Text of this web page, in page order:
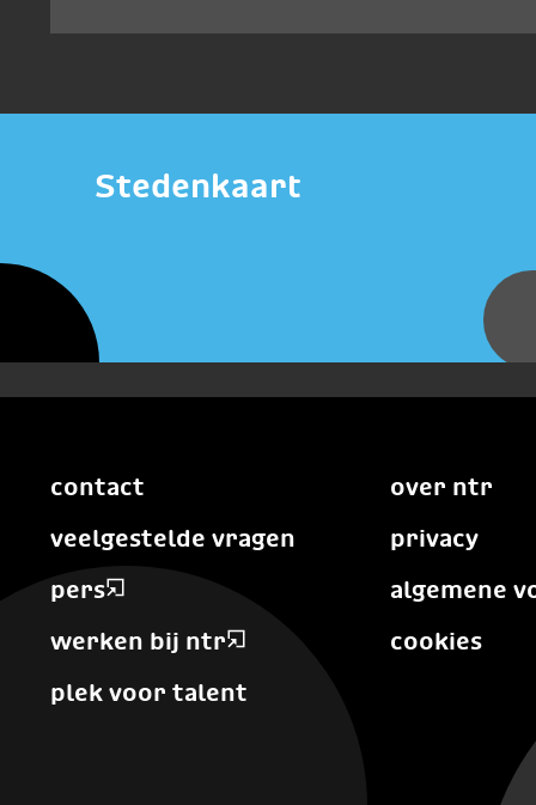
Stedenkaart
contact
veelgestelde vragen
pers
werken bij ntr
plek voor talent
over ntr
privacy
algemene
cookies